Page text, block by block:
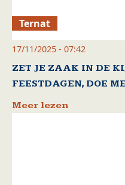
Ternat
17/11/2025 - 07:42
ZET JE ZAAK IN DE
FEESTDAGEN, DOE
Meer lezen